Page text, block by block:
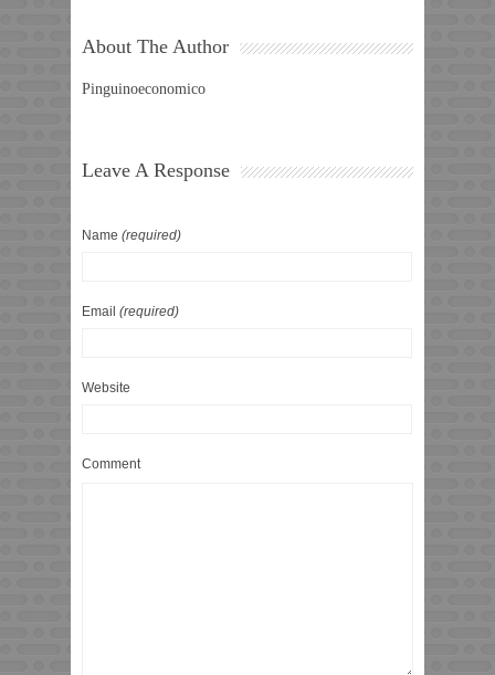
About The Author
Pinguinoeconomico
Leave A Response
Name (required)
Email (required)
Website
Comment